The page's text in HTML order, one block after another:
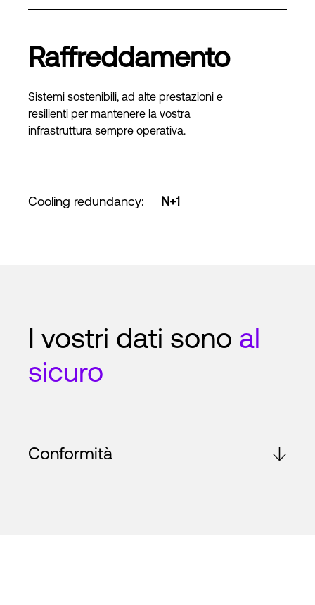
Raffreddamento
Sistemi sostenibili, ad alte prestazioni e
resilienti per mantenere la vostra
infrastruttura sempre operativa.
Cooling redundancy: N+1
I vostri dati sono al
sicuro
Conformità